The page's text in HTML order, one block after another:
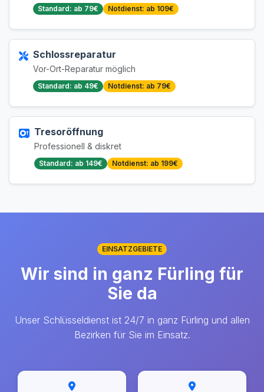
Standard: ab 79€ Notdienst: ab 109€
Schlossreparatur
Vor-Ort-Reparatur möglich
Standard: ab 49€ Notdienst: ab 79€
Tresoröffnung
Professionell & diskret
Standard: ab 149€ Notdienst: ab 199€
EINSATZGEBIETE
Wir sind in ganz Fürling für
Sie da
Unser Schlüsseldienst ist 24/7 in ganz Fürling und allen
Bezirken für Sie im Einsatz.